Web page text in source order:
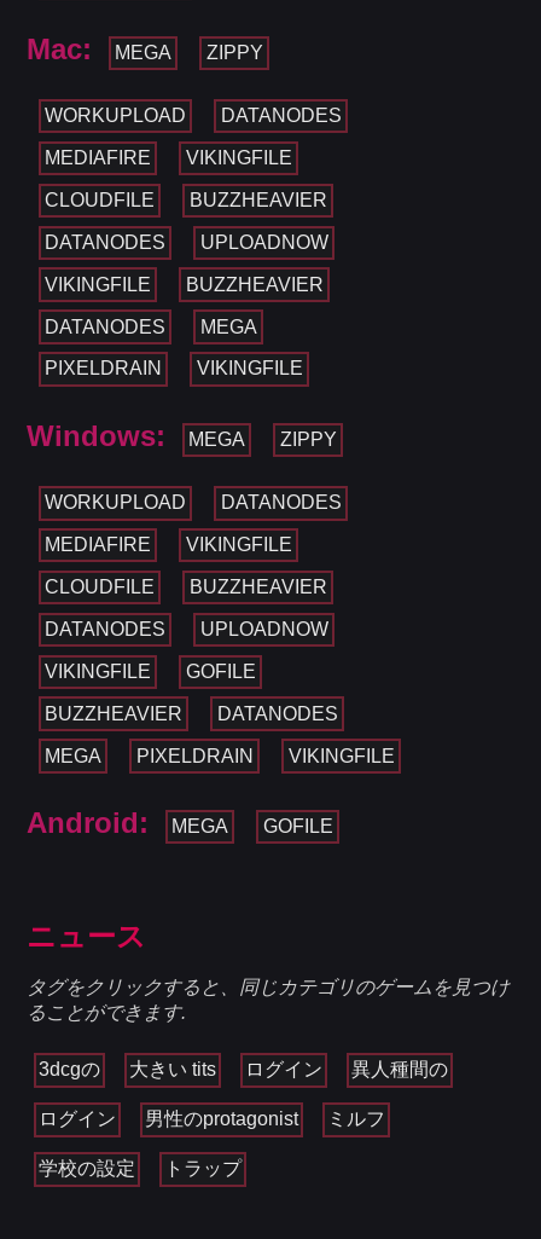
Mac: MEGA ZIPPY
WORKUPLOAD DATANODES
MEDIAFIRE VIKINGFILE
CLOUDFILE BUZZHEAVIER
DATANODES UPLOADNOW
VIKINGFILE BUZZHEAVIER
DATANODES MEGA
PIXELDRAIN VIKINGFILE
Windows: MEGA ZIPPY
WORKUPLOAD DATANODES
MEDIAFIRE VIKINGFILE
CLOUDFILE BUZZHEAVIER
DATANODES UPLOADNOW
VIKINGFILE GOFILE
BUZZHEAVIER DATANODES
MEGA PIXELDRAIN VIKINGFILE
Android: MEGA GOFILE
ニュース
タグをクリックすると、同じカテゴリのゲームを見つけ
ることができます.
3dcgの 大きい tits ログイン 異人種間の
ログイン 男性のprotagonist ミルフ
学校の設定 トラップ